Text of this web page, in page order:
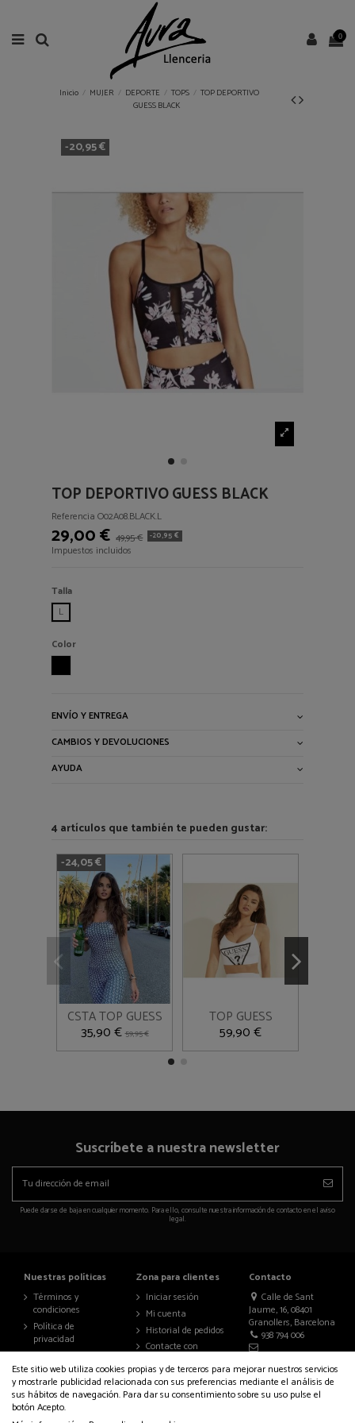
0
Inicio MUJER DEPORTE TOPS
TOP DEPORTIVO
GUESS BLACK
-20,95 €
TOP DEPORTIVO GUESS BLACK
Referencia O02A08.BLACK.L
29,00 € 49,95 € -20,95 €
Impuestos incluidos
Talla
L
Color
ENVÍO Y ENTREGA
CAMBIOS Y DEVOLUCIONES
AYUDA
4 artículos que también te pueden gustar:
-24,05 €
CSTA TOP GUESS
ACTIVE NAVY
35,90 €59,95 €
S

Añadir al
carrito
TOP GUESS
59,90 €
Añadir al
carrito
Suscríbete a nuestra newsletter
Puede darse de baja en cualquier momento. Para ello, consulte nuestra información de contacto en el aviso
legal.
Nuestras políticas
Términos y
condiciones
Política de
privacidad
Aviso legal
Política de cookies
Accesibilidad
Zona para clientes
Iniciar sesión
Mi cuenta
Historial de pedidos
Contacte con
Contacto
Calle de Sant
Jaume, 16, 08401
Granollers, Barcelona
938 794 006
Este sitio web utiliza cookies propias y de terceros para mejorar nuestros servicios
y mostrarle publicidad relacionada con sus preferencias mediante el análisis de
sus hábitos de navegación. Para dar su consentimiento sobre su uso pulse el
botón Acepto.